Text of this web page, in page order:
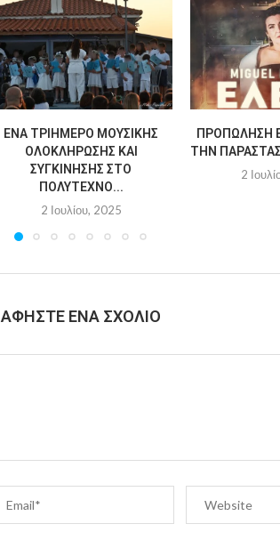
ΈΝΑ ΤΡΙΉΜΕΡΟ ΜΟΥΣΙΚΉΣ
ΟΛΟΚΛΉΡΩΣΗΣ ΚΑΙ
ΣΥΓΚΊΝΗΣΗΣ ΣΤΟ
ΠΟΛΎΤΕΧΝΟ...
2 Ιουλίου, 2025
ΠΡΟΠΏΛΗΣΗ
ΤΗΝ
2
ΑΦΉΣΤΕ ΈΝΑ ΣΧΌΛΙΟ